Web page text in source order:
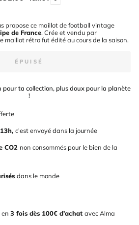
régulier
propose ce maillot de football vintage
de France. Crée et vendu par
maillot rétro fut édité au cours de la saison.
ÉPUISÉ
pour ta collection, plus doux pour la planète
!
c'est envoyé dans la journée
CO2 non consommés pour le bien de la
dans le monde
3 fois dès 100€ d'achat avecAlma